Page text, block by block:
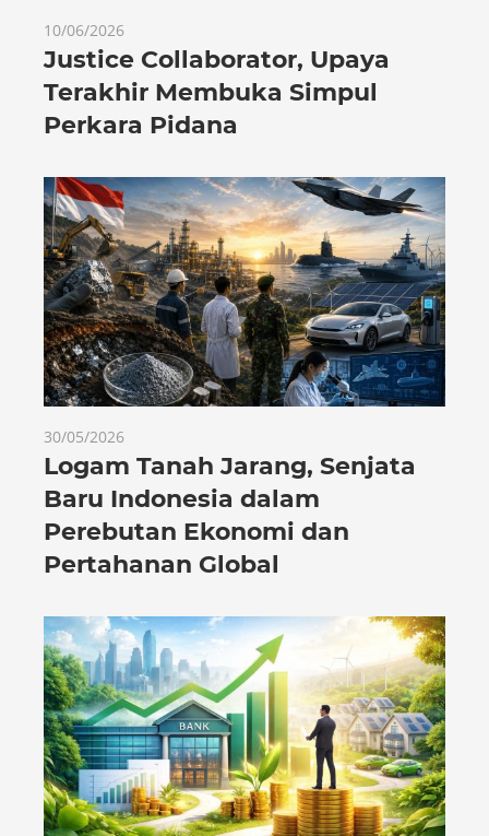
10/06/2026
Justice Collaborator, Upaya
Terakhir Membuka Simpul
Perkara Pidana
30/05/2026
Logam Tanah Jarang, Senjata
Baru Indonesia dalam
Perebutan Ekonomi dan
Pertahanan Global